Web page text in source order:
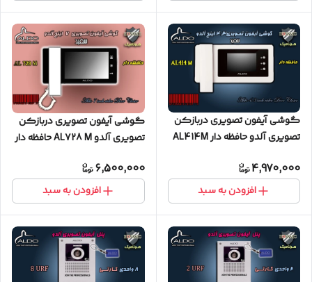
گوشی آیفون تصویری دربازکن
تصویری آلدو حافظه دار AL414M
4,970,000
افزودن به سبد
گوشی آیفون تصویری دربازکن
تصویری آلدو AL728 M حافظه دار
6,500,000
افزودن به سبد